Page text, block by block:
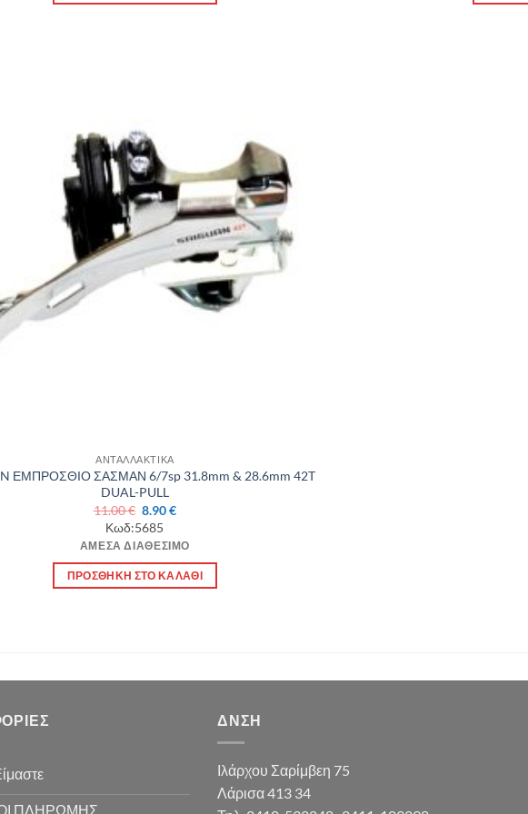
ΑΝΤΑΛΛΑΚΤΙΚΑ
ΕΜΠΡΟΣΘΙΟ ΣΑΣΜΑΝ 6/7sp 31.8mm & 28.6mm 42T
DUAL-PULL
11.00€ Original
price
was:
11.00 €.
8.90€Η
είναι:
8.90 €.
Κωδ:5685
ΆΜΕΣΑ ΔΙΑΘΈΣΙΜΟ
ΠΡΟΣΘΉΚΗ ΣΤΟ ΚΑΛΆΘΙ
ΠΛΗΡΩΜΗΣ
ΔΝΣΗ
Ιλάρχου Σαρίμβεη 75
Λάρισα 413 34